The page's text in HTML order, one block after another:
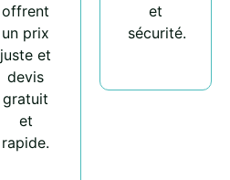
offrent
un prix
juste et
devis
gratuit
et
rapide.
et
sécurité.